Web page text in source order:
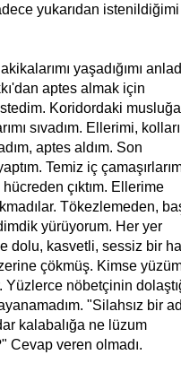
yukarıdan istenildiğimi
yaşadığımı
aptes almak için
Koridordaki musluğa
sıvadım. Ellerimi,
aptes aldım. Son
Temiz iç
çıktım. Ellerime
Tökezlemeden,
yürüyorum. Her yer
dolu, kasvetli, sessiz bir
çökmüş. Kimse
Yüzlerce nöbetçinin
"Silahsız bir
kalabalığa ne lüzum
Cevap veren olmadı.